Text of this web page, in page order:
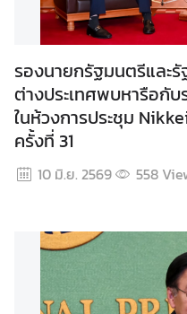
ร
ะ
ก
า
ศ
แ
ะ
อื่
ๆ
รองนายกรัฐมนตรีและรั
ต่างประเทศพบหารือกั
ในห้วงการประชุม
ครั้งที่ 31
10 มิ.ย. 2569 558